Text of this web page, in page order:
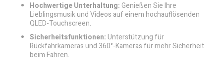
Hochwertige Unterhaltung:Genießen Sie Ihre
Lieblingsmusik und Videos auf einem hochauflösenden
QLED-Touchscreen.
Sicherheitsfunktionen:Unterstützung für
Rückfahrkameras und 360°-Kameras für mehr Sicherheit
beim Fahren.